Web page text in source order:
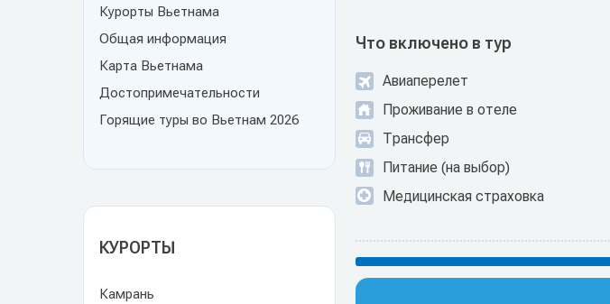
Курорты Вьетнама
Общая информация
Карта Вьетнама
Достопримечательности
Горящие туры во Вьетнам 2026
КУРОРТЫ
Камрань
Что включено в тур
Авиаперелет
Проживание в отеле
Трансфер
Питание (на выбор)
Медицинская страховка